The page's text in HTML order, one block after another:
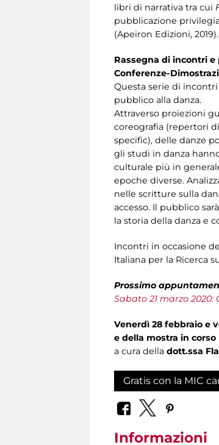
libri di narrativa tra cui
pubblicazione
(Apeiron Edizioni, 2019).
Rassegna di incontri
Conferenze-
Questa serie di
pubblico alla danza.
Attraverso proiezioni
coreografia (repertori
specific), delle danze
gli studi in danza
culturale più in
epoche diverse.
nelle scritture sulla
accesso. Il pubblico
la storia della danza e
Incontri in occasione
Italiana per la Ricerca
Prossimo
Sabato 21 marzo
Venerdì 28 febbraio e
e della mostra in corso
a cura della dott.ssa
Gratis con la MIC
Informazioni